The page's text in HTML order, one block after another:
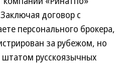
договор с
персонального брокера,
за рубежом, но
русскоязычных